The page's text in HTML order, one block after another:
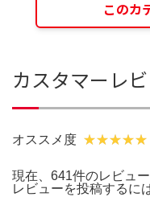
このカ
カスタマーレ
オススメ度
現在、641件のレビュ
レビューを投稿するに